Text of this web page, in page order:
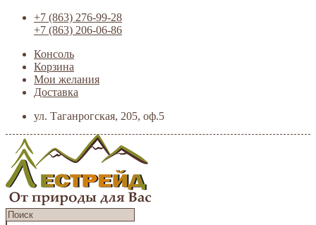
+7 (863) 276-99-28
+7 (863) 206-06-86
Консоль
Корзина
Мои желания
Доставка
ул. Таганрогская, 205, оф.5